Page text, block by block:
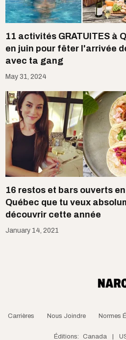
11 activités GRATUITES à
en juin pour fêter l'arrivée
avec ta gang
May 31, 2024
16 restos et bars ouverts
Québec que tu veux
découvrir cette année
January 14, 2021
Carrières Nous Joindre Normes
Éditions: Canada |